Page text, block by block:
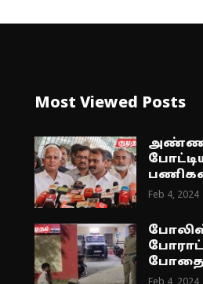
Most Viewed Posts
Feb 4, 2024
போதை